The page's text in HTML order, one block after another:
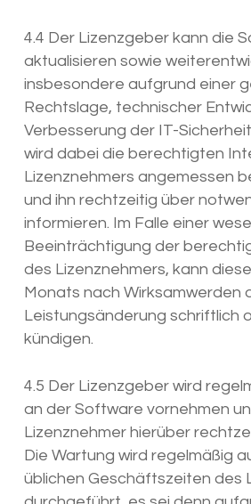
4.4 Der Lizenzgeber kann die
aktualisieren sowie
insbesondere aufgrund einer
Rechtslage, technischer
Verbesserung der IT-
wird dabei die berechtigten
Lizenznehmers angemessen
und ihn rechtzeitig über
informieren. Im Falle einer
Beeinträchtigung der
des Lizenznehmers, kann
Monats nach Wirksamwerden
Leistungsänderung schriftlich
kündigen.
4.5 Der Lizenzgeber wird
an der Software vornehmen
Lizenznehmer hierüber
Die Wartung wird regelmäßig
üblichen Geschäftszeiten des